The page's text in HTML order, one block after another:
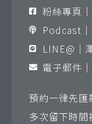
粉絲專頁
Podcast
LINE@｜
電子郵件｜
預約一律先匯
多次留下時